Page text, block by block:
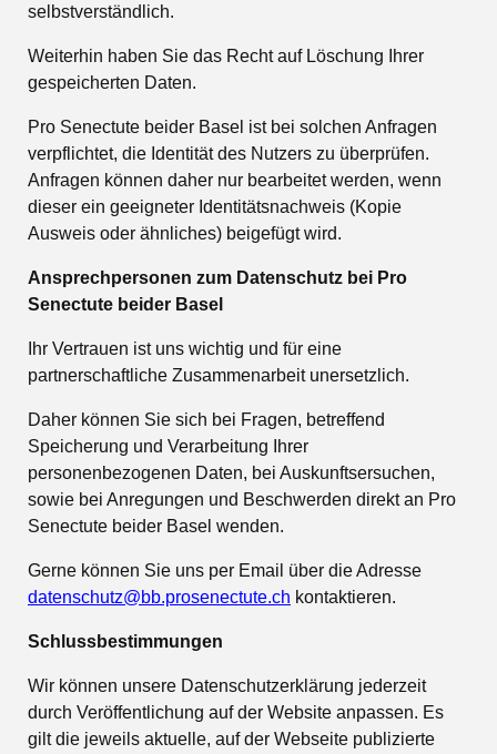
selbstverständlich.
Weiterhin haben Sie das Recht auf Löschung Ihrer
gespeicherten Daten.
Pro Senectute beider Basel ist bei solchen Anfragen
verpflichtet, die Identität des Nutzers zu überprüfen.
Anfragen können daher nur bearbeitet werden, wenn
dieser ein geeigneter Identitätsnachweis (Kopie
Ausweis oder ähnliches) beigefügt wird.
Ansprechpersonen zum Datenschutz bei Pro
Senectute beider Basel
Ihr Vertrauen ist uns wichtig und für eine
partnerschaftliche Zusammenarbeit unersetzlich.
Daher können Sie sich bei Fragen, betreffend
Speicherung und Verarbeitung Ihrer
personenbezogenen Daten, bei Auskunftsersuchen,
sowie bei Anregungen und Beschwerden direkt an Pro
Senectute beider Basel wenden.
Gerne können Sie uns per Email über die Adresse
datenschutz@bb.prosenectute.ch kontaktieren.
Schlussbestimmungen
Wir können unsere Datenschutzerklärung jederzeit
durch Veröffentlichung auf der Website anpassen. Es
gilt die jeweils aktuelle, auf der Webseite publizierte